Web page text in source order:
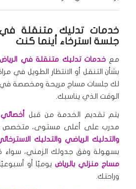
خدمات تدليك متنقلة في
جلسة استرخاء أينما كنت
معخدمات تدليك متنقلة في الرياض
بشأن التنقل أو الانتظار الطويل في
لك جلسات مساج مريحة ومخصصة
الوقت الذي يناسبك.
يتم تقديم الخدمة من قبل
مدرب على أعلى مستوى،
والتدليك الرياضي والتدليك
بسهولة وفق جدولك الزمني، سواء
مساج منزلي بالرياضيوميًا أو
وراحتك.